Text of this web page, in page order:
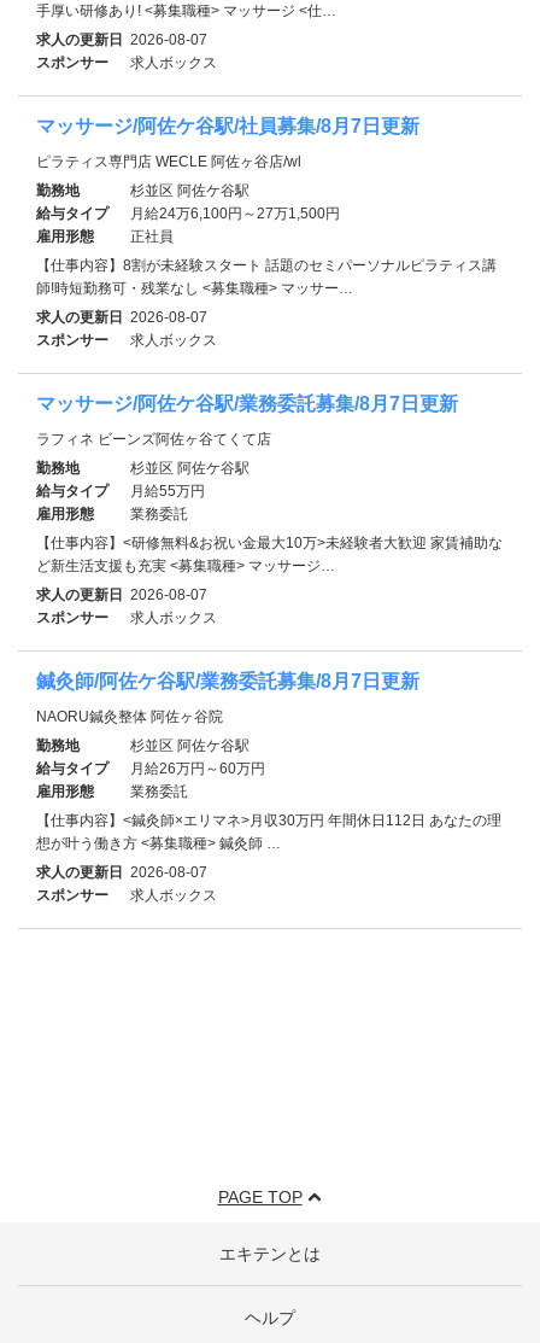
手厚い研修あり! <募集職種> マッサージ <仕…
求人の更新日 2026-08-07
スポンサー
求人ボックス
マッサージ/阿佐ケ谷駅/社員募集/8月7日更新
ピラティス専門店 WECLE 阿佐ヶ谷店/wl
勤務地
杉並区 阿佐ケ谷駅
給与タイプ
月給24万6,100円～27万1,500円
雇用形態
正社員
【仕事内容】8割が未経験スタート 話題のセミパーソナルピラティス講
師!時短勤務可・残業なし <募集職種> マッサー…
求人の更新日 2026-08-07
スポンサー
求人ボックス
マッサージ/阿佐ケ谷駅/業務委託募集/8月7日更新
ラフィネ ビーンズ阿佐ヶ谷てくて店
勤務地
杉並区 阿佐ケ谷駅
給与タイプ
月給55万円
雇用形態
業務委託
【仕事内容】<研修無料&お祝い金最大10万>未経験者大歓迎 家賃補助な
ど新生活支援も充実 <募集職種> マッサージ…
求人の更新日 2026-08-07
スポンサー
求人ボックス
鍼灸師/阿佐ケ谷駅/業務委託募集/8月7日更新
NAORU鍼灸整体 阿佐ヶ谷院
勤務地
杉並区 阿佐ケ谷駅
給与タイプ
月給26万円～60万円
雇用形態
業務委託
【仕事内容】<鍼灸師×エリマネ>月収30万円 年間休日112日 あなたの理
想が叶う働き方 <募集職種> 鍼灸師 …
求人の更新日 2026-08-07
スポンサー
求人ボックス
PAGE TOP
エキテンとは
ヘルプ